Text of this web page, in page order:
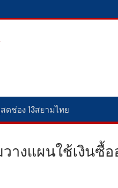
ดช่อง 13สยามไทย
วางแผนใช้เงิน